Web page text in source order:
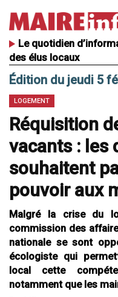
Le quotidien
des élus locaux
Édition du jeudi 5
LOGEMENT
Réquisition
vacants : les
souhaitent
pouvoir aux
Malgré la crise du
commission des
nationale se sont
écologiste qui
local cette
notamment que les